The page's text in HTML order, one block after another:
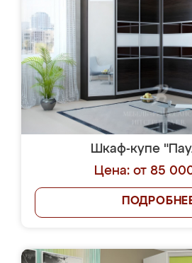
Шкаф-купе
Цена: от 85